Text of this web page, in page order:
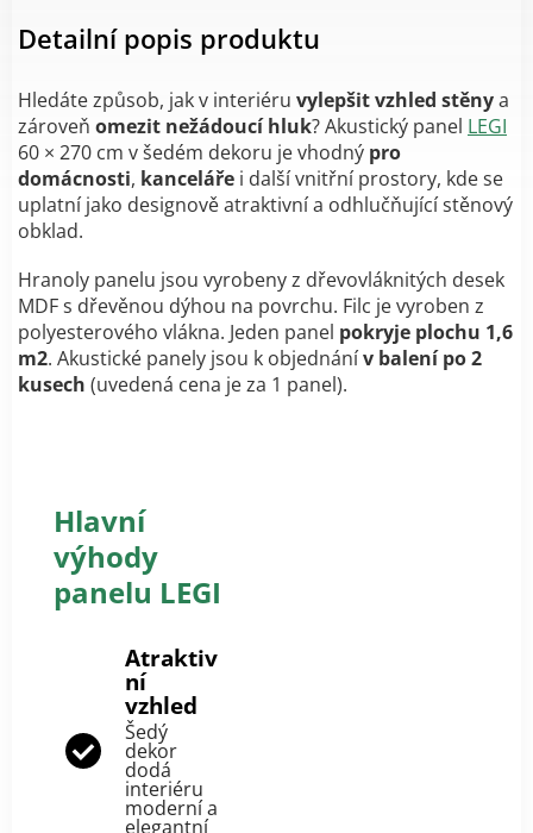
Detailní popis produktu
Hledáte způsob, jak v interiéru vylepšit vzhled stěnya
zároveň omezit nežádoucí hluk? Akustický panel LEGI
60 × 270 cm v šedém dekoru je vhodný pro
domácnosti, kanceláře i další vnitřní prostory, kde se
uplatní jako designově atraktivní a odhlučňující stěnový
obklad.
Hranoly panelu jsou vyrobeny z dřevovláknitých desek
MDF s dřevěnou dýhou na povrchu. Filc je vyroben z
polyesterového vlákna. Jeden panel pokryje plochu 1,6
m2. Akustické panely jsou k objednánív balení po 2
kusech (uvedená cena je za 1 panel).
Hlavní
výhody
panelu LEGI
Atraktiv
ní
vzhled
Šedý
dekor
dodá
interiéru
moderní a
elegantní